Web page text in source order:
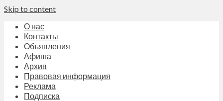
Skip to content
О нас
Контакты
Объявления
Афиша
Архив
Правовая информация
Реклама
Подписка